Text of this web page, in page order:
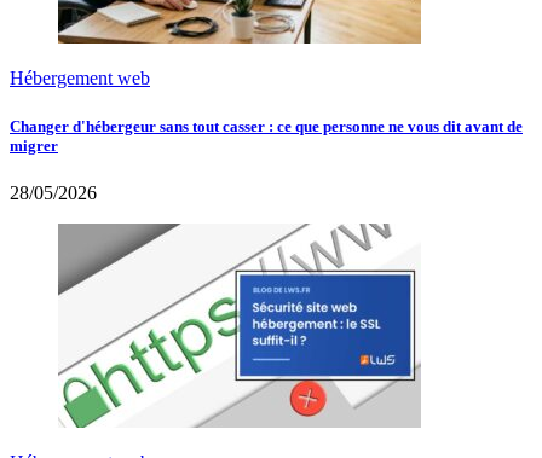
Hébergement web
Changer d'hébergeur sans tout casser : ce que personne ne vous dit avant de
migrer
28/05/2026